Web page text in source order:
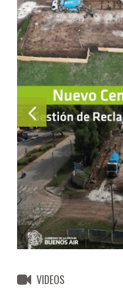
VIDEOS